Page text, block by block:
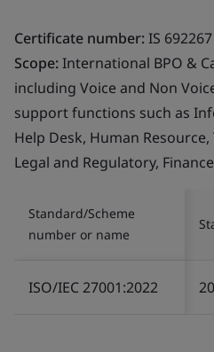
Certificate number:IS 692267
Scope:International BPO &
including Voice and Non
support functions such as
Help Desk, Human
Legal and Regulatory,
Standard/Scheme
number or name
ISO/IEC 27001:2022